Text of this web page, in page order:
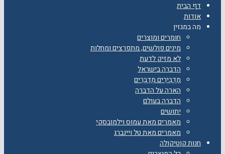
דף הבית
אודות
מה במגזין
חומרים ומוצרים
מינים פולשים, מתפרצים ומחלות
לא מזיק לדעת
הדברה בישראל
מַדְבִּירִים מְדַבְּרִים
הארה על הדברה
הדברה בעולם
יתושים
מאמרים מאת עמוס וילמובסקי
מאמרים מאת טל ויינברג
חנות קוטיקולה